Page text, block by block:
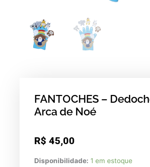
FANTOCHES –
Arca de Noé
R$ 45,00
Disponibilidade: 1 em estoque
FANTOCHES